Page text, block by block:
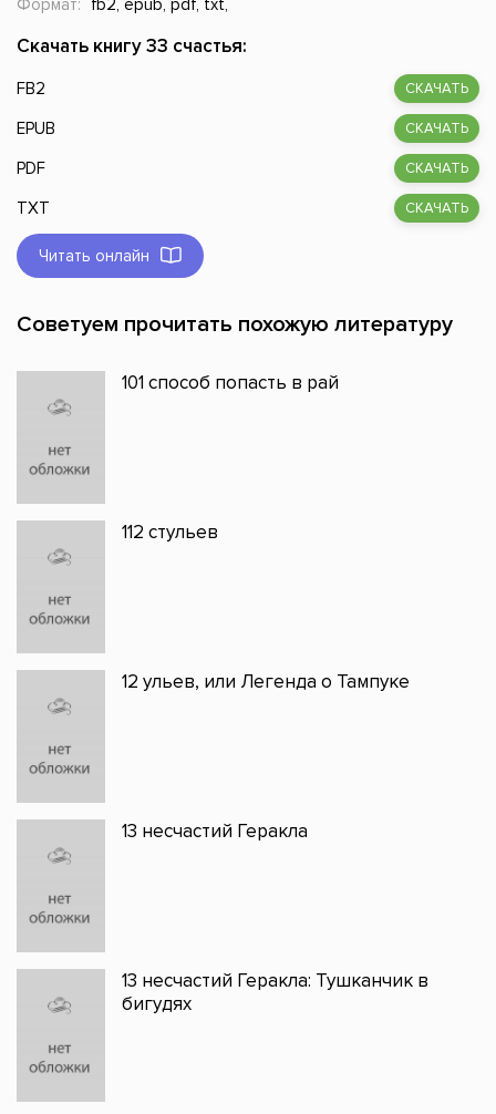
Формат:
fb2, epub, pdf, txt,
Скачать книгу 33 счастья:
FB2 СКАЧАТЬ
EPUB СКАЧАТЬ
PDF СКАЧАТЬ
TXT СКАЧАТЬ
Читать онлайн
Советуем прочитать похожую литературу
101 способ попасть в рай
112 стульев
12 ульев, или Легенда о Тампуке
13 несчастий Геракла
13 несчастий Геракла: Тушканчик в
бигудях